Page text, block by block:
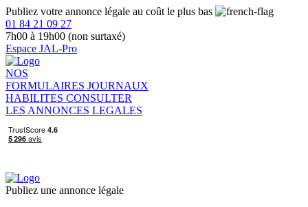
Publiez votre annonce légale au coût le plus bas
01 84 21 09 27
7h00 à 19h00 (non surtaxé)
Espace JAL-Pro
NOS
FORMULAIRES JOURNAUX
HABILITES CONSULTER
LES ANNONCES LEGALES
Publiez une annonce légale